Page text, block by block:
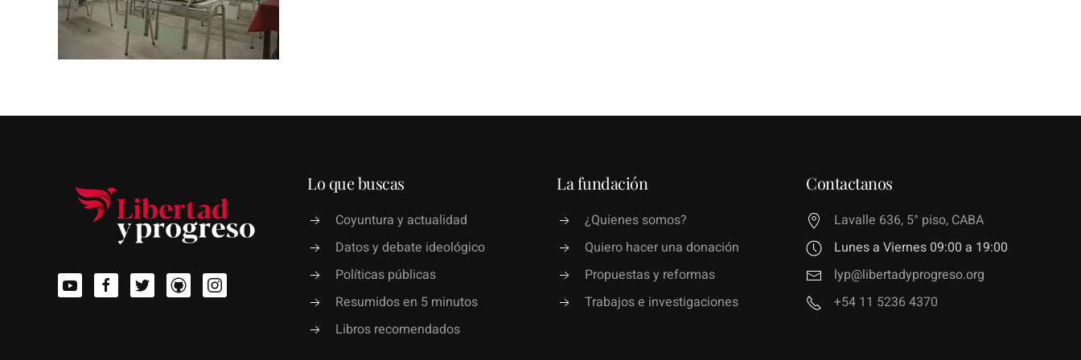
Lo que buscas
Coyuntura y actualidad
Datos y debate ideológico
Políticas públicas
Resumidos en 5 minutos
Libros recomendados
La fundación
¿Quienes somos?
Quiero hacer una donación
Propuestas y reformas
Trabajos e investigaciones
Contactanos
Lavalle 636, 5° piso, CABA
Lunes a Viernes 09:00 a 19:00
lyp@libertadyprogreso.org
+54 11 5236 4370